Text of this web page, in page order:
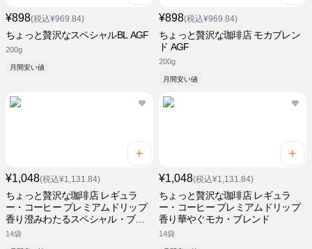
¥898(税込¥969.84)
ちょっと贅沢なスペシャルBL AGF
200g
月間安い値
¥898(税込¥969.84)
ちょっと贅沢な珈琲店 モカブレン
ド AGF
200g
月間安い値
¥1,048(税込¥1,131.84)
ちょっと贅沢な珈琲店 レギュラ
ー・コーヒー プレミアムドリップ
香り澄みわたるスペシャル・ブレ
ンド
14袋
¥1,048(税込¥1,131.84)
ちょっと贅沢な珈琲店 レギュラ
ー・コーヒー プレミアムドリップ
香り華やぐモカ・ブレンド
14袋